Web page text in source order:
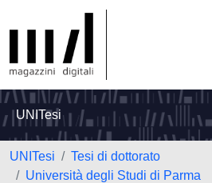
UNITesi
UNITesi
Tesi di dottorato
Università degli Studi di Parma